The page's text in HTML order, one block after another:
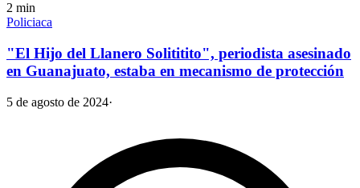
2 min
Policiaca
"El Hijo del Llanero Solititito", periodista asesinado
en Guanajuato, estaba en mecanismo de protección
5 de agosto de 2024·